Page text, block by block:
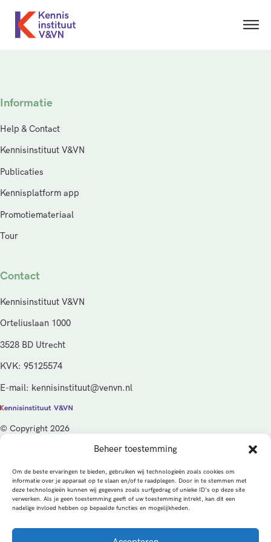
Beheer toestemming
Om de beste ervaringen te bieden, gebruiken wij technologieën zoals cookies om
informatie over je apparaat op te slaan en/of te raadplegen. Door in te stemmen met
deze technologieën kunnen wij gegevens zoals surfgedrag of unieke ID's op deze site
verwerken. Als je geen toestemming geeft of uw toestemming intrekt, kan dit een
nadelige invloed hebben op bepaalde functies en mogelijkheden.
Informatie
Help & Contact
Kennisinstituut V&VN
Publicaties
Kennisplatform app
Promotiemateriaal
Tour
Contact
Kennisinstituut V&VN
Orteliuslaan 1000
3528 BD Utrecht
KVK: 95125574
E-mail: kennisinstituut@venvn.nl
© Copyright 2026
De activiteiten van het Kennisinstituut V&VN worden gefinancierd
vanuit de kwaliteitsgelden van het ministerie van Volksgezondheid,
Welzijn en Sport (VWS), beheerd door ZonMw.
PrivacybeleidCookiesAlgemene voorwaarden